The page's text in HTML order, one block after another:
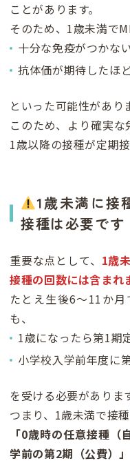
ことがあります。
そのため、1歳未満で
十分な免疫がつかな
抗体価が期待したほ
といった可能性があり
このため、より確実
1歳以降の接種が定期
1歳未満に接
接種は必要です
重要な点として、 1歳
接種の回数には含まれ
たとえ生後6～11か
も、
1歳になったら第1期
小学校入学前年度に
を受ける必要がありま
つまり、1歳未満で接種
「0歳時の任意接種
学前の第2期（公費）」